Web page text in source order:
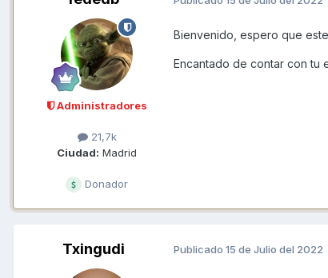
Administradores
21,7k
Ciudad: Madrid
Donador
Bienvenido, espero que
Encantado de contar con tu
Txingudi Publicado 15 de Julio del 2022